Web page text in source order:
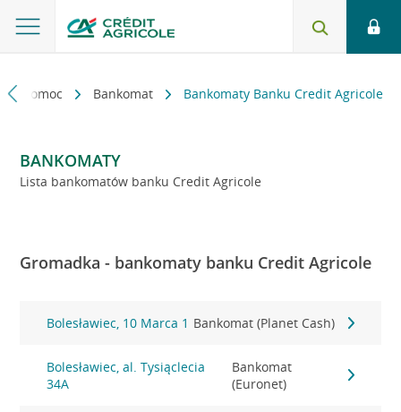
i pomoc Bankomat Bankomaty Banku Credit Agricole
BANKOMATY
Lista bankomatów banku Credit Agricole
Gromadka - bankomaty banku Credit Agricole
Bolesławiec, 10 Marca 1 Bankomat (Planet Cash)
Bolesławiec, al. Tysiąclecia
34A
Bankomat
(Euronet)